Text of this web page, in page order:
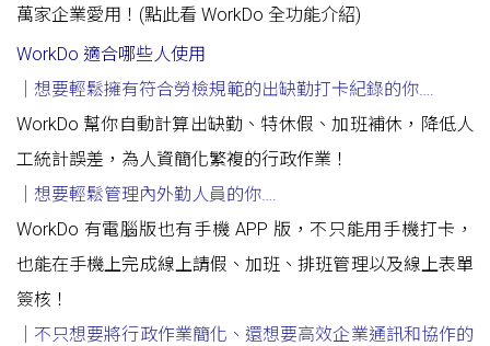
萬家企業愛用！(點此看 WorkDo 全功能介紹)
WorkDo 適合哪些人使用
｜想要輕鬆擁有符合勞檢規範的出缺勤打卡紀錄的你….
WorkDo 幫你自動計算出缺勤、特休假、加班補休，降低人
工統計誤差，為人資簡化繁複的行政作業！
｜想要輕鬆管理內外勤人員的你….
WorkDo 有電腦版也有手機 APP 版，不只能用手機打卡，
也能在手機上完成線上請假、加班、排班管理以及線上表單
簽核！
｜不只想要將行政作業簡化 、還想要高效企業通訊和協作的